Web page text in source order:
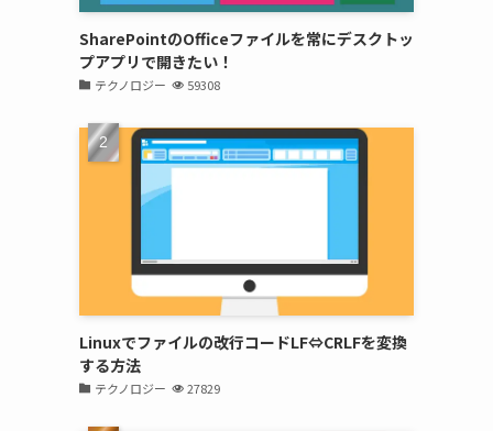
SharePointのOfficeファイルを常にデスクトッ
プアプリで開きたい！
テクノロジー 59308
Linuxでファイルの改行コードLF⇔CRLFを変換
する方法
テクノロジー 27829